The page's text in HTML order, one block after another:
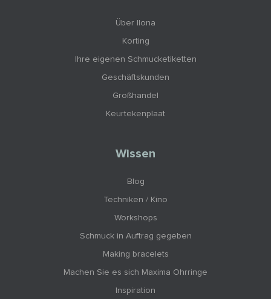
Über Ilona
Korting
Ihre eigenen Schmucketiketten
Geschäftskunden
Großhandel
Keurtekenplaat
Wissen
Blog
Techniken / Kino
Workshops
Schmuck in Auftrag gegeben
Making bracelets
Machen Sie es sich Maxima Ohrringe
Inspiration